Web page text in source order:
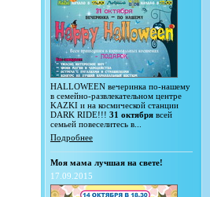
HALLOWEEN вечеринка по-нашему
в семейно-развлекательном центре
KAZKI и на космической станции
DARK RIDE!!! 31 октября всей
семьей повеселитесь в...
Подробнее
Моя мама лучшая на свете!
17.09.2015